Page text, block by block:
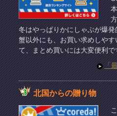
冬はやっぱりかにしゃぶが爆発
蟹以外にも、お買い求めしや
て、まとめ買いには大変便利で
「
北国からの贈り物